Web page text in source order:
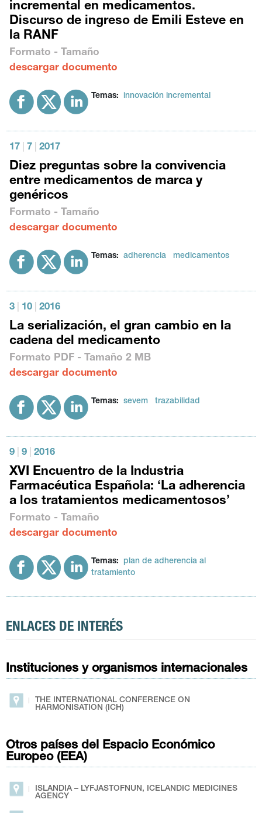
incremental en medicamentos.
Discurso de ingreso de Emili Esteve en
la RANF
Formato - Tamaño
descargar documento
Temas: innovación incremental
17 7 2017
Diez preguntas sobre la convivencia
entre medicamentos de marca y
genéricos
Formato - Tamaño
descargar documento
Temas: adherencia medicamentos
3 10 2016
La serialización, el gran cambio en la
cadena del medicamento
Formato PDF - Tamaño2 MB
descargar documento
Temas: sevem trazabilidad
9 9 2016
XVI Encuentro de la Industria
Farmacéutica Española: ‘La adherencia
a los tratamientos medicamentosos’
Formato - Tamaño
descargar documento
Temas:
plan de adherencia al
tratamiento
ENLACES DE INTERÉS
Instituciones y organismos internacionales
THE INTERNATIONAL CONFERENCE ON
HARMONISATION (ICH)
Otros países del Espacio Económico
Europeo (EEA)
ISLANDIA – LYFJASTOFNUN, ICELANDIC MEDICINES
AGENCY